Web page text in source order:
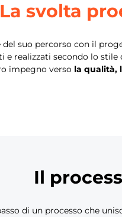
La svolta
del suo percorso con il
realizzati secondo lo
impegno verso la qualità,
Il
di un processo che